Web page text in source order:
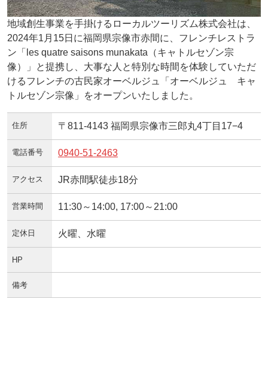
地域創生事業を手掛けるローカルツーリズム株式会社は、
2024年1月15日に福岡県宗像市赤間に、フレンチレストラ
ン「les quatre saisons munakata（キャトルセゾン宗
像）」と提携し、大事な人と特別な時間を体験していただ
けるフレンチの古民家オーベルジュ「オーベルジュ キャ
トルセゾン宗像」をオープンいたしました。
住所 〒811-4143 福岡県宗像市三郎丸4丁目17−4
電話番号 0940-51-2463
アクセス JR赤間駅徒歩18分
営業時間 11:30～14:00, 17:00～21:00
定休日 火曜、水曜
HP
備考